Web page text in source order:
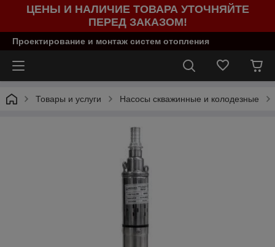
ЦЕНЫ И НАЛИЧИЕ ТОВАРА УТОЧНЯЙТЕ
ПЕРЕД ЗАКАЗОМ!
Проектирование и монтаж систем отопления
Товары и услуги Насосы скважинные и колодезные